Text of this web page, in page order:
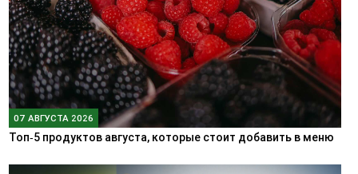
07 АВГУСТА 2026
Топ‑5 продуктов августа, которые стоит добавить в меню